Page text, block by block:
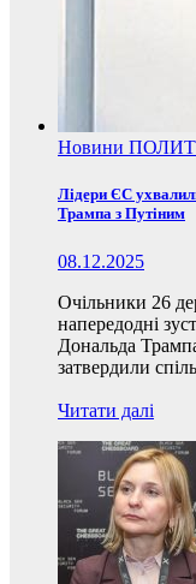
Новини
Лідери ЄС
Трампа з Путіним
08.12.2025
Очільники 26
напередодні
Дональда
затвердили
Читати далі